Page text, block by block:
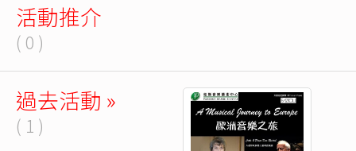
活動推介
( 0 )
過去活動 »
( 1 )